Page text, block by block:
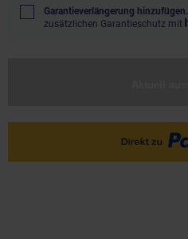
Garantieverlängerung hinzufügen.
zusätzlichen Garantieschutz mit